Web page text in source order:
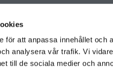
för att anpassa innehållet och
analysera vår trafik. Vi
till de sociala medier och
Beställ